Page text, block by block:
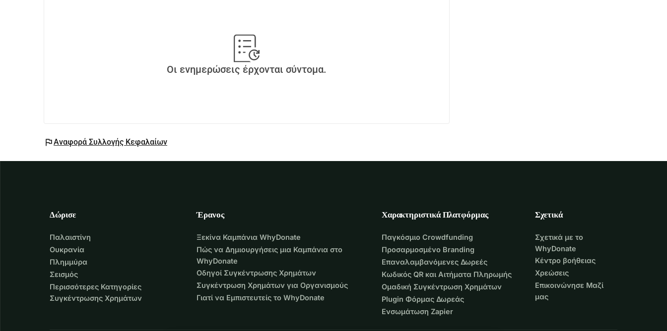
Οι ενημερώσεις έρχονται σύντομα.
flagΑναφορά Συλλογής Κεφαλαίων
Δώρισε
Παλαιστίνη
Ουκρανία
Πλημμύρα
Σεισμός
Περισσότερες Κατηγορίες
Συγκέντρωσης Χρημάτων
Έρανος
Ξεκίνα Καμπάνια WhyDonate
Πώς να Δημιουργήσεις μια Καμπάνια στο
WhyDonate
Οδηγοί Συγκέντρωσης Χρημάτων
Συγκέντρωση Χρημάτων για Οργανισμούς
Γιατί να Εμπιστευτείς το WhyDonate
Χαρακτηριστικά Πλατφόρμας
Παγκόσμιο Crowdfunding
Προσαρμοσμένο Branding
Επαναλαμβανόμενες Δωρεές
Κωδικός QR και Αιτήματα Πληρωμής
Ομαδική Συγκέντρωση Χρημάτων
Plugin Φόρμας Δωρεάς
Ενσωμάτωση Zapier
Σχετικά
Σχετικά με το
WhyDonate
Κέντρο βοήθειας
Χρεώσεις
Επικοινώνησε Μαζί
μας